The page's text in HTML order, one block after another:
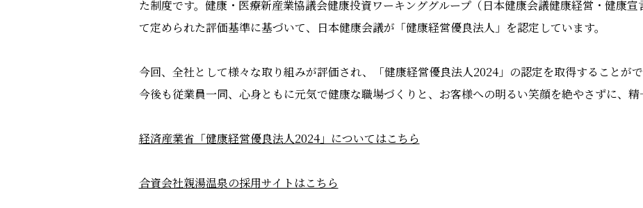
た制度です。健康・医療新産業協議会健康投資ワーキンググループ（日本健康会議健康経営・健康
て定められた評価基準に基づいて、日本健康会議が「健康経営優良法人」を認定しています。
今回、全社として様々な取り組みが評価され、「健康経営優良法人2024」の認定を取得することがで
今後も従業員一同、心身ともに元気で健康な職場づくりと、お客様への明るい笑顔を絶やさずに、精
経済産業省「健康経営優良法人2024」についてはこちら
合資会社親湯温泉の採用サイトはこちら